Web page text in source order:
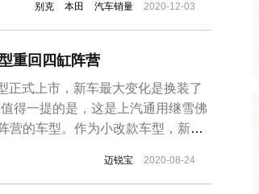
辆，同比增长24.5%；东风本
别克 本田 汽车销量 2020-12-03
重回四缸阵营
正式上市，新车最大变化是换装了
得一提的是，这是上汽通用继雪佛
营的车型。作为小改款车型，新款
寸方面，新车长宽高分别为
迈锐宝 2020-08-24